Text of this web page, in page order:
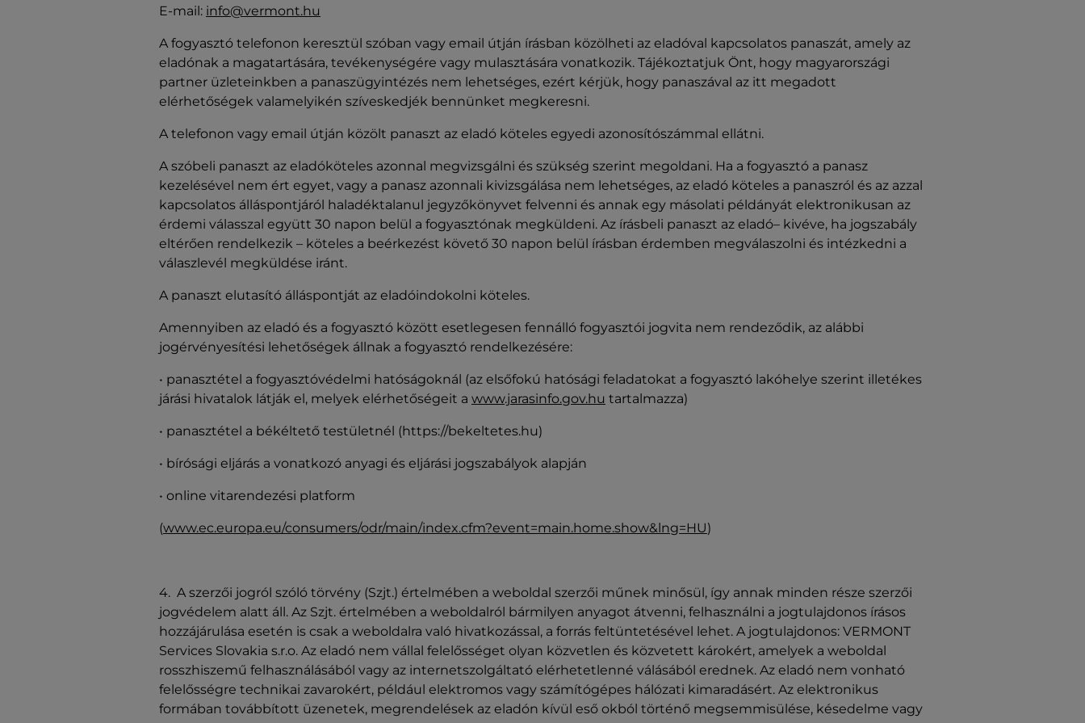
E-mail: info@vermont.hu
A fogyasztó telefonon keresztül szóban vagy email útján írásban közölheti az eladóval kapcsolatos panaszát, amely az
eladónak a magatartására, tevékenységére vagy mulasztására vonatkozik. Tájékoztatjuk Önt, hogy magyarországi
partner üzleteinkben a panaszügyintézés nem lehetséges, ezért kérjük, hogy panaszával az itt megadott
elérhetőségek valamelyikén szíveskedjék bennünket megkeresni.
A telefonon vagy email útján közölt panaszt az eladó köteles egyedi azonosítószámmal ellátni.
A szóbeli panaszt az eladóköteles azonnal megvizsgálni és szükség szerint megoldani. Ha a fogyasztó a panasz
kezelésével nem ért egyet, vagy a panasz azonnali kivizsgálása nem lehetséges, az eladó köteles a panaszról és az azzal
kapcsolatos álláspontjáról haladéktalanul jegyzőkönyvet felvenni és annak egy másolati példányát elektronikusan az
érdemi válasszal együtt 30 napon belül a fogyasztónak megküldeni. Az írásbeli panaszt az eladó– kivéve, ha jogszabály
eltérően rendelkezik – köteles a beérkezést követő 30 napon belül írásban érdemben megválaszolni és intézkedni a
válaszlevél megküldése iránt.
A panaszt elutasító álláspontját az eladóindokolni köteles.
Amennyiben az eladó és a fogyasztó között esetlegesen fennálló fogyasztói jogvita nem rendeződik, az alábbi
jogérvényesítési lehetőségek állnak a fogyasztó rendelkezésére:
• panasztétel a fogyasztóvédelmi hatóságoknál (az elsőfokú hatósági feladatokat a fogyasztó lakóhelye szerint illetékes
járási hivatalok látják el, melyek elérhetőségeit a www.jarasinfo.gov.hu tartalmazza)
• panasztétel a békéltető testületnél (https://bekeltetes.hu)
• bírósági eljárás a vonatkozó anyagi és eljárási jogszabályok alapján
• online vitarendezési platform
(www.ec.europa.eu/consumers/odr/main/index.cfm?event=main.home.show&lng=HU)
4. A szerzői jogról szóló törvény (Szjt.) értelmében a weboldal szerzői műnek minősül, így annak minden része szerzői
jogvédelem alatt áll. Az Szjt. értelmében a weboldalról bármilyen anyagot átvenni, felhasználni a jogtulajdonos írásos
hozzájárulása esetén is csak a weboldalra való hivatkozással, a forrás feltüntetésével lehet. A jogtulajdonos: VERMONT
Services Slovakia s.r.o. Az eladó nem vállal felelősséget olyan közvetlen és közvetett károkért, amelyek a weboldal
rosszhiszemű felhasználásából vagy az internetszolgáltató elérhetetlenné válásából erednek. Az eladó nem vonható
felelősségre technikai zavarokért, például elektromos vagy számítógépes hálózati kimaradásért. Az elektronikus
formában továbbított üzenetek, megrendelések az eladón kívül eső okból történő megsemmisülése, késedelme vagy